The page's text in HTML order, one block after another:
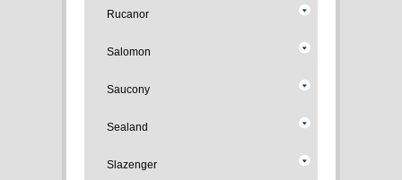
Rucanor
Salomon
Saucony
Sealand
Slazenger